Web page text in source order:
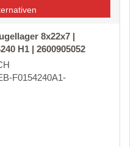
8x22x7 |
H1 | 2600905052
F0154240A1-